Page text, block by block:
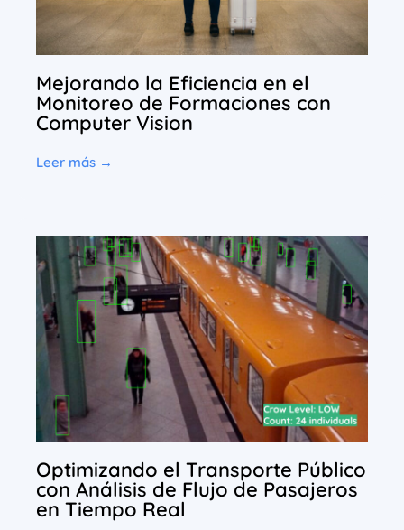
Mejorando la Eficiencia en el
Monitoreo de Formaciones con
Computer Vision
Leer más →
Optimizando el Transporte Público
con Análisis de Flujo de Pasajeros
en Tiempo Real